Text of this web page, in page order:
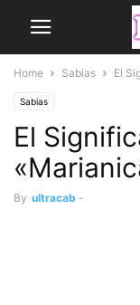
Home Sabias El
Sabias
El
By ultracab -